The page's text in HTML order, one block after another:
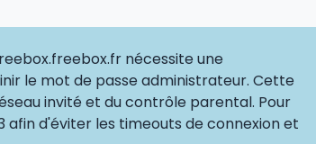
nécessite une
le mot de passe administrateur. Cette
invité et du contrôle parental. Pour
d'éviter les timeouts de connexion et